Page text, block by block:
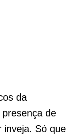
da
de
inveja. Só que